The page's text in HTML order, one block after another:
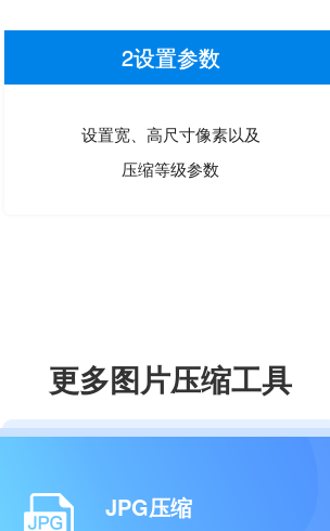
2设置参数
设置宽、高尺寸像素以及
压缩等级参数
更多图片压缩工具
JPG压缩